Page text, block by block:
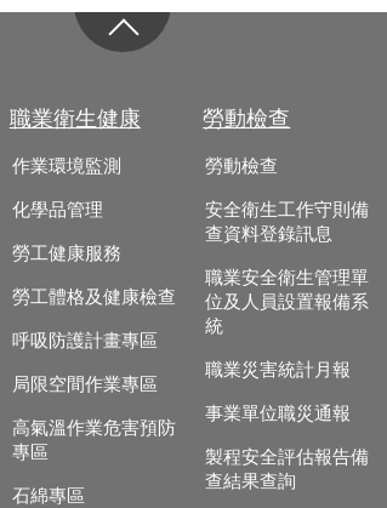
職業衛生健康
作業環境監測
化學品管理
勞工健康服務
勞工體格及健康檢查
呼吸防護計畫專區
局限空間作業專區
高氣溫作業危害預防
專區
石綿專區
勞動檢查
勞動檢查
安全衛生工作守則備
查資料登錄訊息
職業安全衛生管理單
位及人員設置報備系
統
職業災害統計月報
事業單位職災通報
製程安全評估報告備
查結果查詢